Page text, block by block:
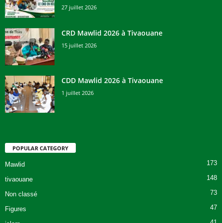
27 juillet 2026
CRD Mawlid 2026 à Tivaouane
15 juillet 2026
CDD Mawlid 2026 à Tivaouane
1 juillet 2026
POPULAR CATEGORY
Mawlid 173
tivaouane 148
Non classé 73
Figures 47